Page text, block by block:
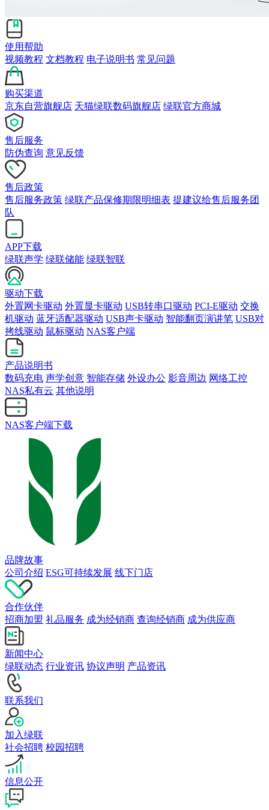
使用帮助
视频教程 文档教程 电子说明书 常见问题
购买渠道
京东自营旗舰店 天猫绿联数码旗舰店 绿联官方商城
售后服务
防伪查询 意见反馈
售后政策
售后服务政策 绿联产品保修期限明细表 提建议给售后服务团
队
APP下载
绿联声学 绿联储能 绿联智联
驱动下载
外置网卡驱动 外置显卡驱动 USB转串口驱动 PCI-E驱动 交换
机驱动 蓝牙适配器驱动 USB声卡驱动 智能翻页演讲笔 USB对
拷线驱动 鼠标驱动 NAS客户端
产品说明书
数码充电 声学创意 智能存储 外设办公 影音周边 网络工控
NAS私有云 其他说明
NAS客户端下载
品牌故事
公司介绍 ESG可持续发展 线下门店
合作伙伴
招商加盟 礼品服务 成为经销商 查询经销商 成为供应商
新闻中心
绿联动态 行业资讯 协议声明 产品资讯
联系我们
加入绿联
社会招聘 校园招聘
信息公开